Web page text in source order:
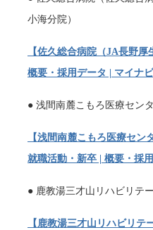
小海分院）
【佐久総合病院（JA長野厚
概要・採用データ | マイナ
● 浅間南麓こもろ医療セン
【浅間南麓こもろ医療セン
就職活動・新卒 | 概要・採
● 鹿教湯三才山リハビリテ
【鹿教湯三才山リハビリ